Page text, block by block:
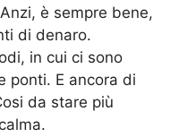
è sempre bene,
di denaro.
in cui ci sono
ponti. E ancora di
da stare più